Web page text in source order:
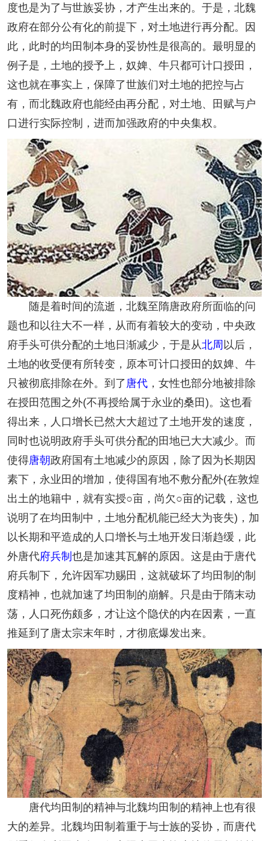
度也是为了与世族妥协，才产生出来的。于是，北魏
政府在部分公有化的前提下，对土地进行再分配。因
此，此时的均田制本身的妥协性是很高的。最明显的
例子是，土地的授予上，奴婢、牛只都可计口授田，
这也就在事实上，保障了世族们对土地的把控与占
有，而北魏政府也能经由再分配，对土地、田赋与户
口进行实际控制，进而加强政府的中央集权。
随是着时间的流逝，北魏至隋唐政府所面临的问
题也和以往大不一样，从而有着较大的变动，中央政
府手头可供分配的土地日渐减少，于是从北周 以后，
土地的收受便有所转变，原本可计口授田的奴婢、牛
只被彻底排除在外。到了 唐代 ，女性也部分地被排除
在授田范围之外(不再授给属于永业的桑田)。这也看
得出来，人口增长已然大大超过了土地开发的速度，
同时也说明政府手头可供分配的田地已大大减少。而
使得唐朝政府国有土地减少的原因，除了因为长期因
素下，永业田的增加，使得国有地不敷分配外(在敦煌
出土的地籍中，就有实授○亩，尚欠○亩的记载，这也
说明了在均田制中，土地分配机能已经大为丧失)，加
以长期和平造成的人口增长与土地开发日渐趋缓，此
外唐代府兵制 也是加速其瓦解的原因。这是由于唐代
府兵制下，允许因军功赐田，这就破坏了均田制的制
度精神，也就加速了均田制的崩解。只是由于隋末动
荡，人口死伤颇多，才让这个隐伏的内在因素，一直
推延到了唐太宗末年时，才彻底爆发出来。
唐代均田制的精神与北魏均田制的精神上也有很
大的差异。北魏均田制着重于与士族的妥协，而唐代